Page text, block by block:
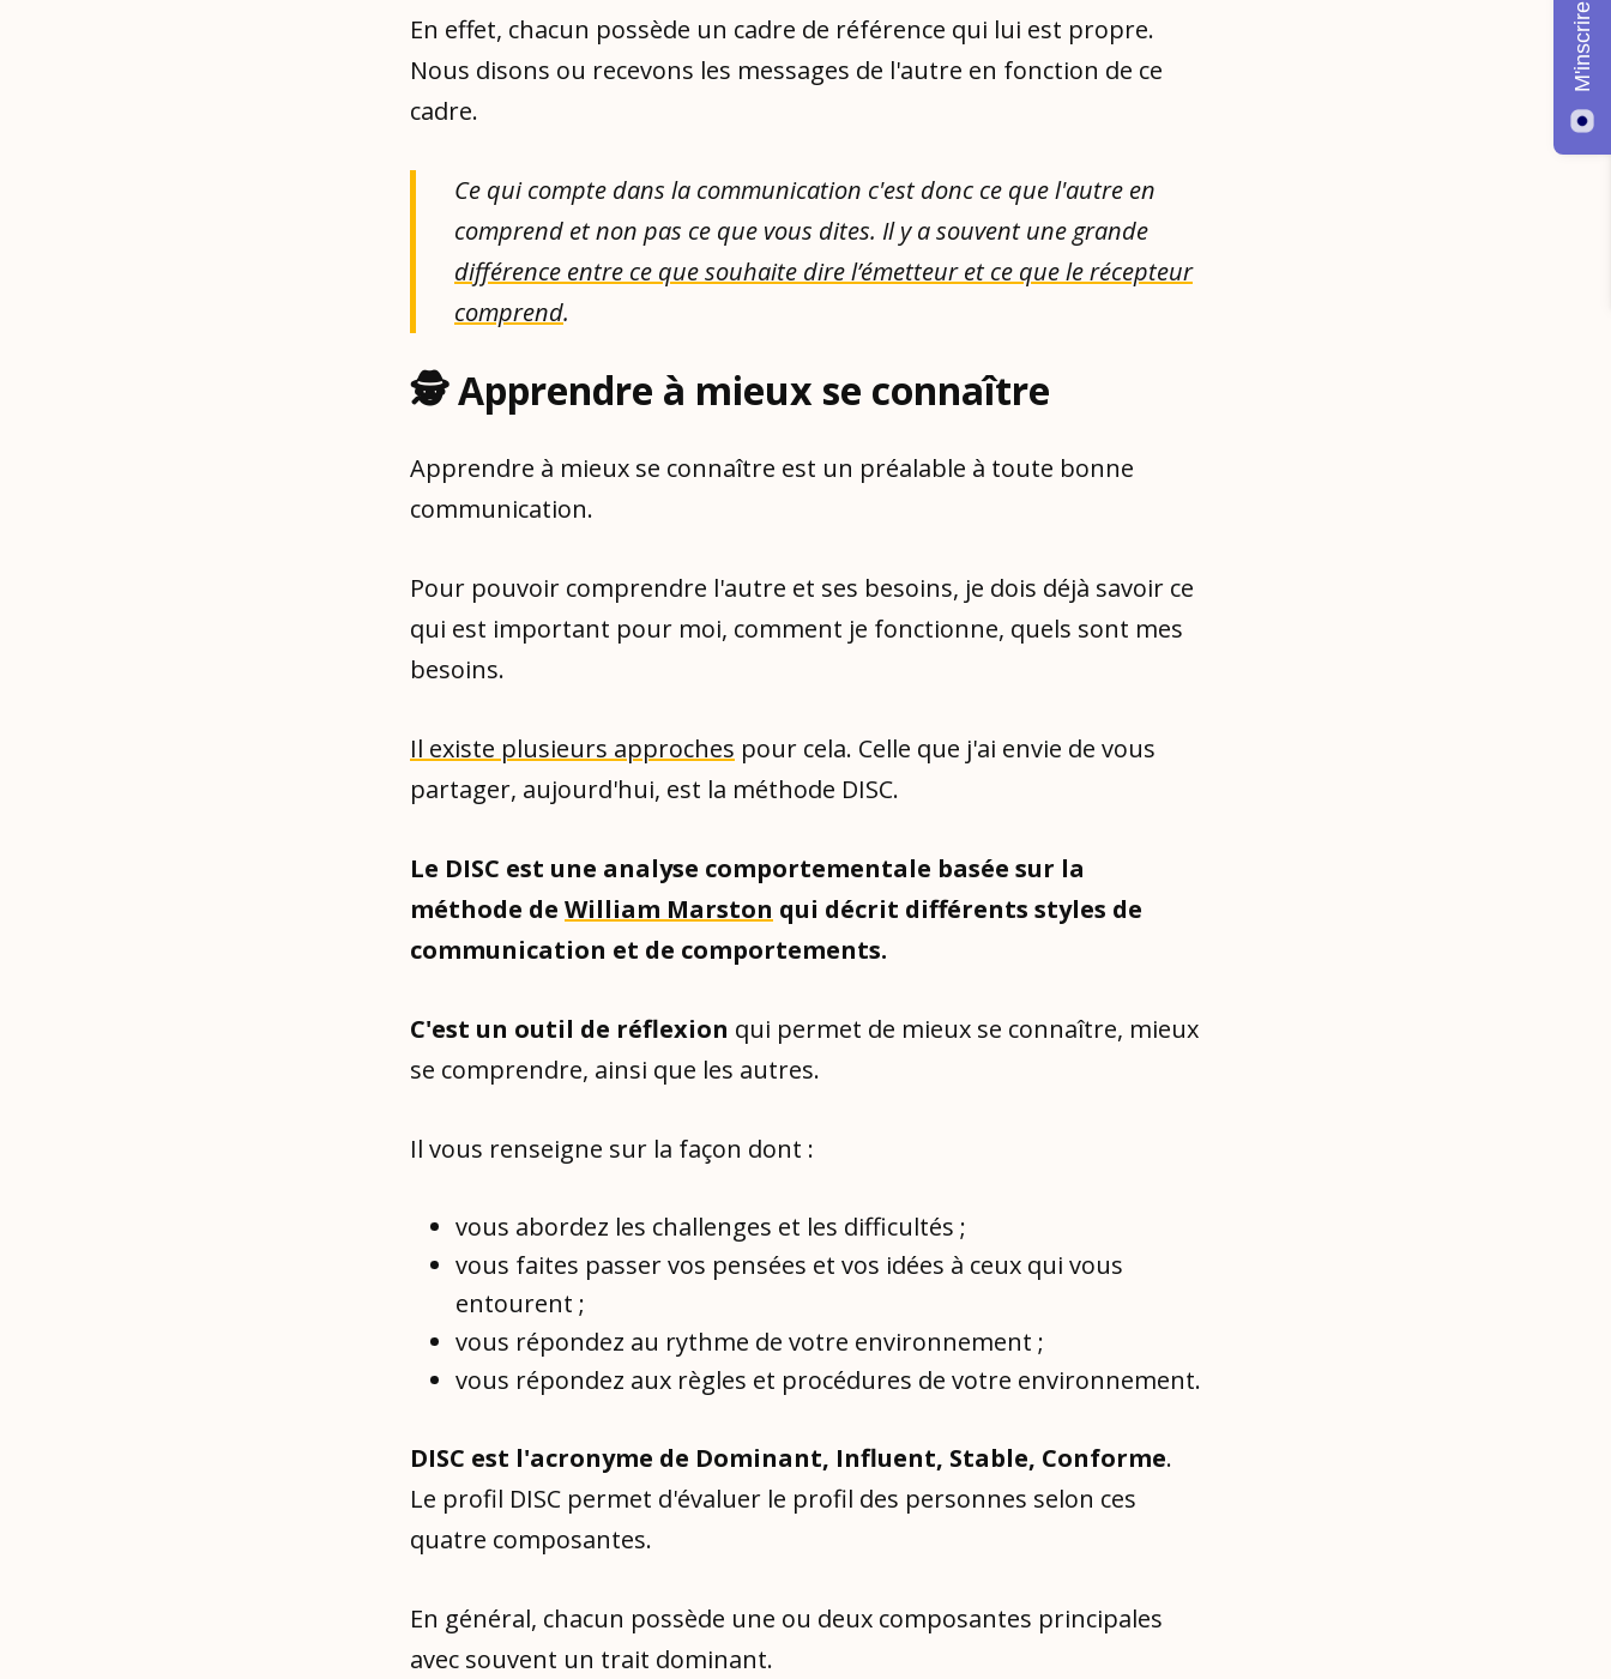
En effet, chacun possède un cadre de référence qui lui est propre.
Nous disons ou recevons les messages de l'autre en fonction de ce
cadre.
Ce qui compte dans la communication c'est donc ce que l'autre en
comprend et non pas ce que vous dites. Il y a souvent une grande
différence entre ce que souhaite dire l’émetteur et ce que le récepteur
comprend.
🕵️ Apprendre à mieux se connaître
Apprendre à mieux se connaître est un préalable à toute bonne
communication.
Pour pouvoir comprendre l'autre et ses besoins, je dois déjà savoir ce
qui est important pour moi, comment je fonctionne, quels sont mes
besoins.
Il existe plusieurs approches pour cela. Celle que j'ai envie de vous
partager, aujourd'hui, est la méthode DISC.
Le DISC est une analyse comportementale basée sur la
méthode de William Marston qui décrit différents styles de
communication et de comportements.
C'est un outil de réflexion qui permet de mieux se connaître, mieux
se comprendre, ainsi que les autres.
Il vous renseigne sur la façon dont :
vous abordez les challenges et les difficultés ;
vous faites passer vos pensées et vos idées à ceux qui vous
entourent ;
vous répondez au rythme de votre environnement ;
vous répondez aux règles et procédures de votre environnement.
DISC est l'acronyme de Dominant, Influent, Stable, Conforme.
Le profil DISC permet d'évaluer le profil des personnes selon ces
quatre composantes.
En général, chacun possède une ou deux composantes principales
avec souvent un trait dominant.
M'inscrire